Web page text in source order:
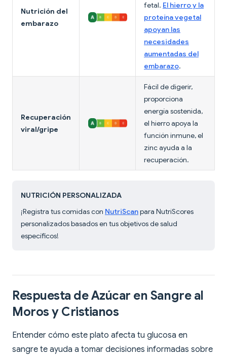
Nutrición del
embarazo
fetal. El hierro y la
proteína vegetal
apoyan las
necesidades
aumentadas del
embarazo.
Recuperación
viral/gripe
Fácil de digerir,
proporciona
energía sostenida,
el hierro apoya la
función inmune, el
zinc ayuda a la
recuperación.
NUTRICIÓN PERSONALIZADA
¡Registra tus comidas con NutriScanpara NutriScores
personalizados basados en tus objetivos de salud
específicos!
Respuesta de Azúcar en Sangre al
Moros y Cristianos
Entender cómo este plato afecta tu glucosa en
sangre te ayuda a tomar decisiones informadas sobre